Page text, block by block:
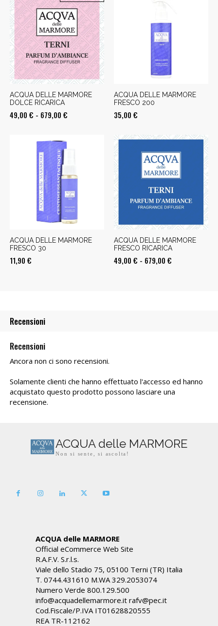
ACQUA DELLE MARMORE
DOLCE RICARICA
49,00 € - 679,00 €
a
ACQUA DELLE MARMORE
FRESCO 200
35,00 €
ACQUA DELLE MARMORE
FRESCO 30
11,90 €
ACQUA DELLE MARMORE
FRESCO RICARICA
49,00 € - 679,00 €
Recensioni
Recensioni
Ancora non ci sono recensioni.
Solamente clienti che hanno effettuato l'accesso ed hanno
acquistato questo prodotto possono lasciare una
recensione.
ACQUA delle MARMORE
Non si sente, si ascolta!
ACQUA delle MARMORE
Official eCommerce Web Site
R.A.F.V. S.r.l.s.
Viale dello Stadio 75, 05100 Terni (TR) Italia
T. 0744.431610 M.WA 329.2053074
Numero Verde 800.129.500
info@acquadellemarmore.it rafv@pec.it
Cod.Fiscale/P.IVA IT01628820555
REA TR-112162